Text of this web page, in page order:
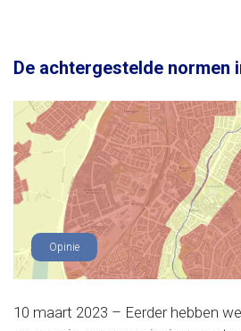
De achtergestelde normen
Opinie
10 maart 2023 – Eerder hebben